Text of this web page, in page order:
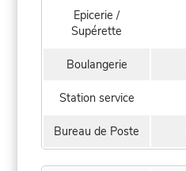
Epicerie /
Supérette
Boulangerie
Station service
Bureau de Poste